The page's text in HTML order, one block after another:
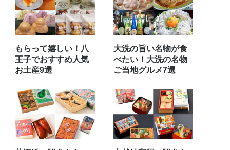
もらって嬉しい！八
王子でおすすめ人気
お土産9選
大洗の旨い名物が食
べたい！大洗の名物
ご当地グルメ7選